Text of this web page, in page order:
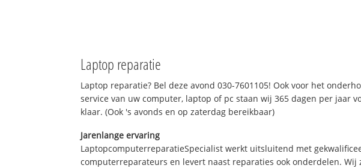
Laptop reparatie
Laptop reparatie? Bel deze avond 030-7601105! Ook voor het
service van uw computer, laptop of pc staan wij 365 dagen per jaar
klaar. (Ook 's avonds en op zaterdag bereikbaar)
Jarenlange ervaring
LaptopcomputerreparatieSpecialist werkt uitsluitend met
computerreparateurs en levert naast reparaties ook onderdelen. Wij